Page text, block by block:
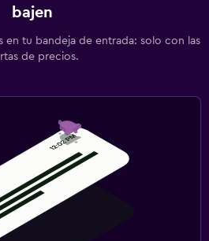
bajen
en tu bandeja de entrada: solo con las
de precios.